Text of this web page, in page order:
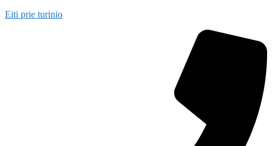
Eiti prie turinio